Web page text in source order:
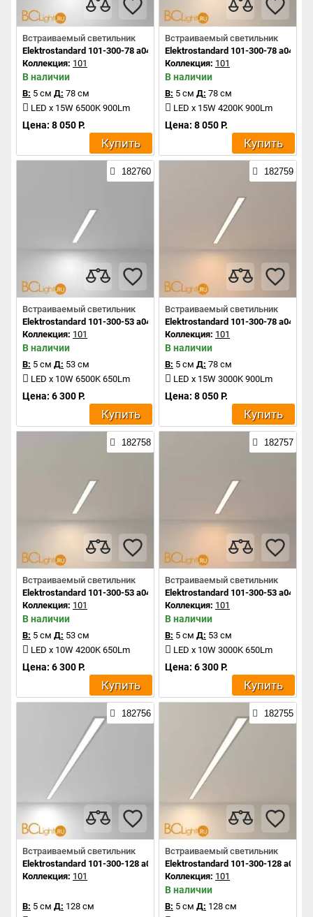
Встраиваемый светильник
Elektrostandard 101-300-78 a041467
Коллекция: 101
В наличии
В: 5 см Д: 78 см
LED x 15W 6500K 900Lm
Цена: 8 050 Р.
Купить
Встраиваемый светильник
Elektrostandard 101-300-78 a041466
Коллекция: 101
В наличии
В: 5 см Д: 78 см
LED x 15W 4200K 900Lm
Цена: 8 050 Р.
Купить
182760
Встраиваемый светильник
Elektrostandard 101-300-53 a041464
Коллекция: 101
В наличии
В: 5 см Д: 53 см
LED x 10W 6500K 650Lm
Цена: 6 300 Р.
Купить
182759
Встраиваемый светильник
Elektrostandard 101-300-78 a041465
Коллекция: 101
В наличии
В: 5 см Д: 78 см
LED x 15W 3000K 900Lm
Цена: 8 050 Р.
Купить
182758
Встраиваемый светильник
Elektrostandard 101-300-53 a041463
Коллекция: 101
В наличии
В: 5 см Д: 53 см
LED x 10W 4200K 650Lm
Цена: 6 300 Р.
Купить
182757
Встраиваемый светильник
Elektrostandard 101-300-53 a041462
Коллекция: 101
В наличии
В: 5 см Д: 53 см
LED x 10W 3000K 650Lm
Цена: 6 300 Р.
Купить
182756
Встраиваемый светильник
Elektrostandard 101-300-128 a041461
Коллекция: 101
В: 5 см Д: 128 см
182755
Встраиваемый светильник
Elektrostandard 101-300-128
Коллекция: 101
В наличии
В: 5 см Д: 128 см